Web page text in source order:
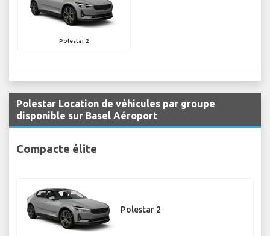
Polestar 2
Polestar Location de véhicules par groupe
disponible sur Basel Aéroport
Compacte élite
Polestar 2